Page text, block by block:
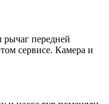
передней
сервисе. Камера и